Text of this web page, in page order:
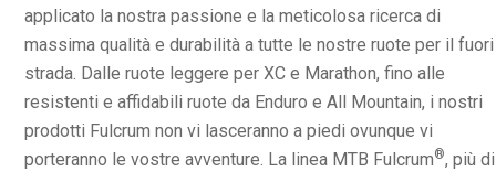
applicato la nostra passione e la meticolosa ricerca di
massima qualità e durabilità a tutte le nostre ruote per il fuori
strada. Dalle ruote leggere per XC e Marathon, fino alle
resistenti e affidabili ruote da Enduro e All Mountain, i nostri
prodotti Fulcrum non vi lasceranno a piedi ovunque vi
porteranno le vostre avventure. La linea MTB Fulcrum®, più di